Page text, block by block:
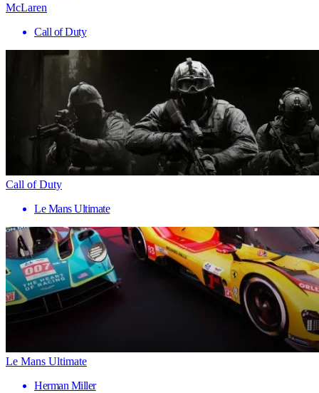
McLaren
Call of Duty
Call of Duty
Le Mans Ultimate
Le Mans Ultimate
Herman Miller